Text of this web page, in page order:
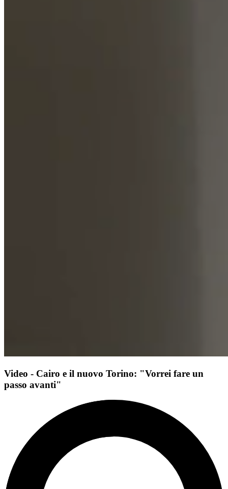
Video - Cairo e il nuovo Torino: "Vorrei fare un
passo avanti"